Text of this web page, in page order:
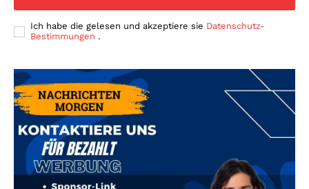
Ich habe die gelesen und akzeptiere sie Datenschutz-
Bestimmungen .